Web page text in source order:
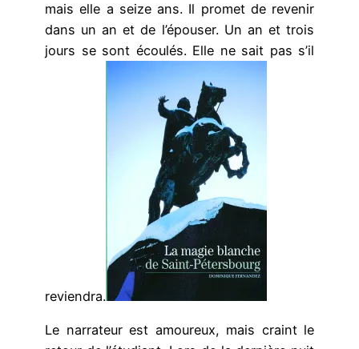
mais elle a seize ans. Il promet de revenir
dans un an et de l’épouser. Un an et trois
jours se sont écoulés. Elle ne sait pas s’il
reviendra.
Le narrateur est amoureux, mais craint le